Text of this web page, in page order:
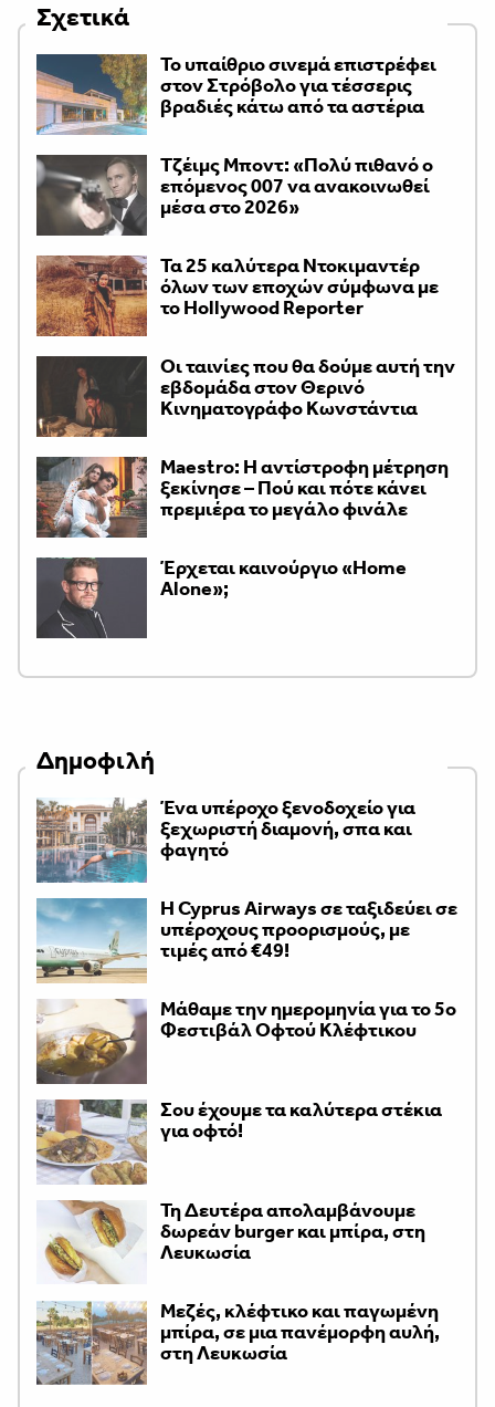
Σχετικά
Το υπαίθριο σινεμά επιστρέφει
στον Στρόβολο για τέσσερις
βραδιές κάτω από τα αστέρια
Τζέιμς Μποντ: «Πολύ πιθανό ο
επόμενος 007 να ανακοινωθεί
μέσα στο 2026»
Τα 25 καλύτερα Ντοκιμαντέρ
όλων των εποχών σύμφωνα με
το Hollywood Reporter
Οι ταινίες που θα δούμε αυτή την
εβδομάδα στον Θερινό
Κινηματογράφο Κωνστάντια
Maestro: Η αντίστροφη μέτρηση
ξεκίνησε – Πού και πότε κάνει
πρεμιέρα το μεγάλο φινάλε
Έρχεται καινούργιο «Home
Alone»;
Δημοφιλή
Ένα υπέροχο ξενοδοχείο για
ξεχωριστή διαμονή, σπα και
φαγητό
H Cyprus Airways σε ταξιδεύει σε
υπέροχους προορισμούς, με
τιμές από €49!
Μάθαμε την ημερομηνία για το 5ο
Φεστιβάλ Οφτού Κλέφτικου
Σου έχουμε τα καλύτερα στέκια
για οφτό!
Τη Δευτέρα απολαμβάνουμε
δωρεάν burger και μπίρα, στη
Λευκωσία
Μεζές, κλέφτικο και παγωμένη
μπίρα, σε μια πανέμορφη αυλή,
στη Λευκωσία